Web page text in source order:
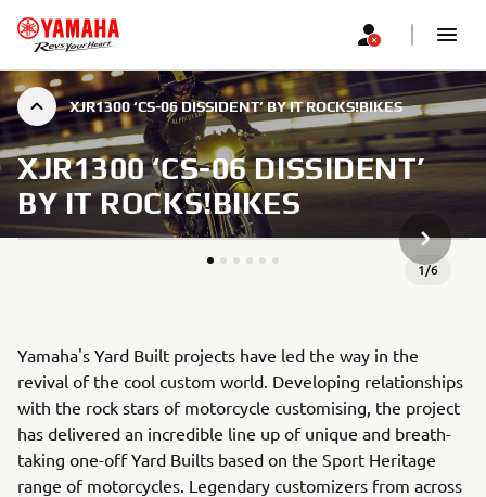
XJR1300 ‘CS-06 DISSIDENT’ BY IT ROCKS!BIKES
XJR1300 ‘CS-06 DISSIDENT’
BY IT ROCKS!BIKES
1/6
NEXT
Yamaha's Yard Built projects have led the way in the
revival of the cool custom world. Developing relationships
with the rock stars of motorcycle customising, the project
has delivered an incredible line up of unique and breath-
taking one-off Yard Builts based on the Sport Heritage
range of motorcycles. Legendary customizers from across